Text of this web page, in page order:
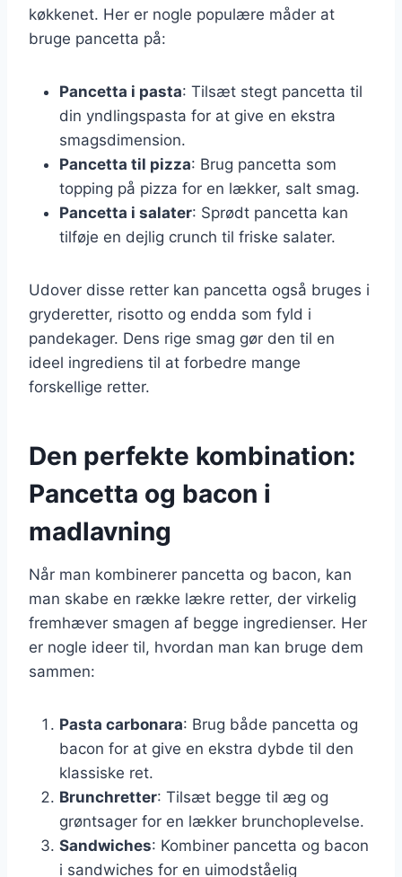
køkkenet. Her er nogle populære måder at
bruge pancetta på:
Pancetta i pasta: Tilsæt stegt pancetta til
din yndlingspasta for at give en ekstra
smagsdimension.
Pancetta til pizza: Brug pancetta som
topping på pizza for en lækker, salt smag.
Pancetta i salater: Sprødt pancetta kan
tilføje en dejlig crunch til friske salater.
Udover disse retter kan pancetta også bruges i
gryderetter, risotto og endda som fyld i
pandekager. Dens rige smag gør den til en
ideel ingrediens til at forbedre mange
forskellige retter.
Den perfekte kombination:
Pancetta og bacon i
madlavning
Når man kombinerer pancetta og bacon, kan
man skabe en række lækre retter, der virkelig
fremhæver smagen af begge ingredienser. Her
er nogle ideer til, hvordan man kan bruge dem
sammen:
Pasta carbonara: Brug både pancetta og
bacon for at give en ekstra dybde til den
klassiske ret.
Brunchretter: Tilsæt begge til æg og
grøntsager for en lækker brunchoplevelse.
Sandwiches: Kombiner pancetta og bacon
i sandwiches for en uimodståelig